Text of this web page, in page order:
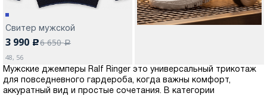
Свитер мужской
3 990 c6 650a
48, 56
Мужские джемперы Ralf Ringer это универсальный трикотаж
для повседневного гардероба, когда важны комфорт,
аккуратный вид и простые сочетания. В категории